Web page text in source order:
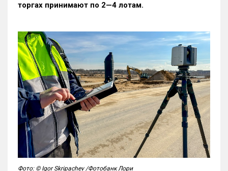
торгах принимают по 2—4 лотам.
Фото: © Igor Skripachev /Фотобанк Лори